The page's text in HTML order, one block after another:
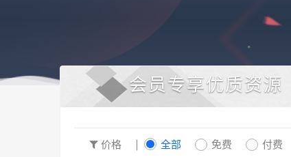
会员专享优质资源
价格 全部 免费 付费